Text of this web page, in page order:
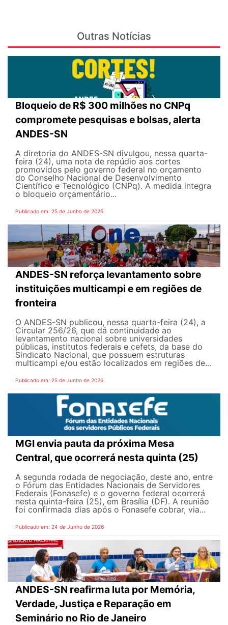
Outras Notícias
Bloqueio de R$ 300 milhões no CNPq
compromete pesquisas e bolsas, alerta
ANDES-SN
A diretoria do ANDES-SN divulgou, nessa quarta-
feira (24), uma nota de repúdio aos cortes
promovidos pelo governo federal no orçamento
do Conselho Nacional de Desenvolvimento
Científico e Tecnológico (CNPq). A medida integra
o bloqueio orçamentário...
Publicado em: 25 de Junho de 2026
ANDES-SN reforça levantamento sobre
instituições multicampi e em regiões de
fronteira
O ANDES-SN publicou, nessa quarta-feira (24), a
Circular 256/26, que dá continuidade ao
levantamento nacional sobre universidades
públicas, institutos federais e cefets, da base do
Sindicato Nacional, que possuem estruturas
multicampi e/ou estão localizados em regiões de...
Publicado em: 25 de Junho de 2026
MGI envia pauta da próxima Mesa
Central, que ocorrerá nesta quinta (25)
A segunda rodada de negociação, deste ano, entre
o Fórum das Entidades Nacionais de Servidores
Federais (Fonasefe) e o governo federal ocorrerá
nesta quinta-feira (25), em Brasília (DF). A reunião
foi confirmada dias após o Fonasefe cobrar, via...
Publicado em: 24 de Junho de 2026
ANDES-SN reafirma luta por Memória,
Verdade, Justiça e Reparação em
Seminário no Rio de Janeiro